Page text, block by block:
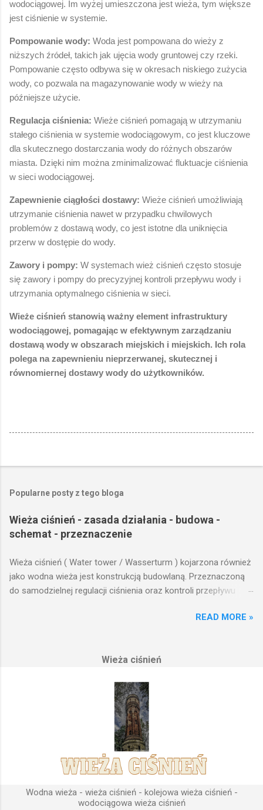
wodociągowej. Im wyżej umieszczona jest wieża, tym większe
jest ciśnienie w systemie.
Pompowanie wody: Woda jest pompowana do wieży z
niższych źródeł, takich jak ujęcia wody gruntowej czy rzeki.
Pompowanie często odbywa się w okresach niskiego zużycia
wody, co pozwala na magazynowanie wody w wieży na
późniejsze użycie.
Regulacja ciśnienia: Wieże ciśnień pomagają w utrzymaniu
stałego ciśnienia w systemie wodociągowym, co jest kluczowe
dla skutecznego dostarczania wody do różnych obszarów
miasta. Dzięki nim można zminimalizować fluktuacje ciśnienia
w sieci wodociągowej.
Zapewnienie ciągłości dostawy: Wieże ciśnień umożliwiają
utrzymanie ciśnienia nawet w przypadku chwilowych
problemów z dostawą wody, co jest istotne dla uniknięcia
przerw w dostępie do wody.
Zawory i pompy: W systemach wież ciśnień często stosuje
się zawory i pompy do precyzyjnej kontroli przepływu wody i
utrzymania optymalnego ciśnienia w sieci.
Wieże ciśnień stanowią ważny element infrastruktury
wodociągowej, pomagając w efektywnym zarządzaniu
dostawą wody w obszarach miejskich i miejskich. Ich rola
polega na zapewnieniu nieprzerwanej, skutecznej i
równomiernej dostawy wody do użytkowników.
Popularne posty z tego bloga
Wieża ciśnień - zasada działania - budowa -
schemat - przeznaczenie
Wieża ciśnień ( Water tower / Wasserturm ) kojarzona również
jako wodna wieża jest konstrukcją budowlaną. Przeznaczoną
do samodzielnej regulacji ciśnienia oraz kontroli przepływu
na którym została wzniesiona. Wieża ciśnień jest obiektem
fundamenty modułu infrastruktury wodnej, zaplanowanej dla
Podstawową funkcją wież ciśnień jest zwiększanie ciśnienia
wody do dystrybucji. Zasada działania wieży ciśnień Cechą
priorytetową przy projektowaniu wieży ciśnień jest wyszukanie
odpowiedniego terenu pod przyszłe fundamenty obiektu.
Konstrukcja, aby mogła być w pełni funkcjonalna musi zostać
wybudowana na najwyższym lokalnym wzniesieniu. Ponieważ
gromadząca się woda w zbiorniku wieży ciśnień musi być
umieszczona wyżej, niż instalacje wodne znajdujące się u
odbiorców. Schema...
READ MORE »
Wieża ciśnień
Wodna wieża - wieża ciśnień - kolejowa wieża ciśnień -
wodociągowa wieża ciśnień